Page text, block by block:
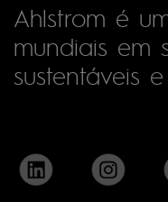
Ahlstrom é
mundiais em
sustentáveis